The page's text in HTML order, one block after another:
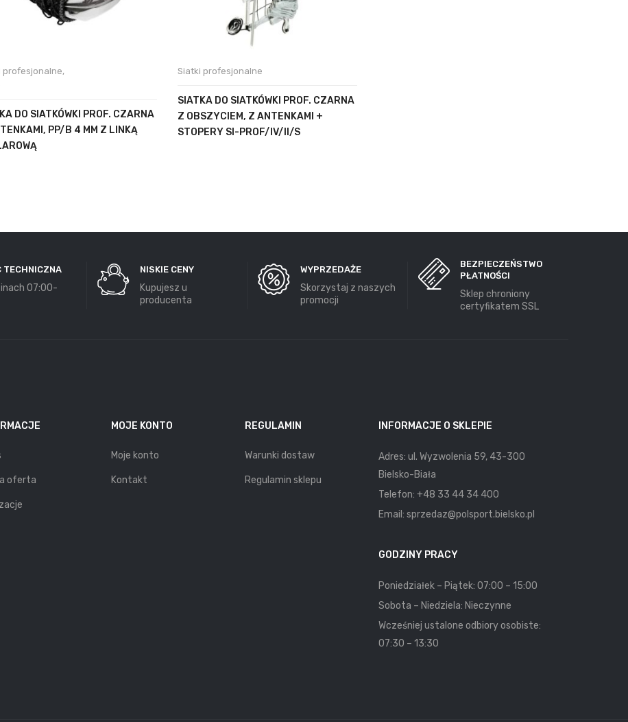
profesjonalne,
DO SIATKÓWKI PROF. CZARNA
PP/B 4 MM Z LINKĄ
Siatki profesjonalne
SIATKA DO SIATKÓWKI PROF. CZARNA
Z OBSZYCIEM, Z ANTENKAMI +
STOPERY SI-PROF/IV/II/S
TECHNICZNA
07:00-
NISKIE CENY
Kupujesz u
producenta
WYPRZEDAŻE
Skorzystaj z naszych
promocji
BEZPIECZEŃSTWO
PŁATNOŚCI
Sklep chroniony
certyfikatem SSL
oferta
MOJE KONTO
Moje konto
Kontakt
REGULAMIN
Warunki dostaw
Regulamin sklepu
INFORMACJE O SKLEPIE
Adres: ul. Wyzwolenia 59, 43-300
Bielsko-Biała
Telefon: +48 33 44 34 400
Email: sprzedaz@polsport.bielsko.pl
GODZINY PRACY
Poniedziałek – Piątek: 07:00 – 15:00
Sobota – Niedziela: Nieczynne
Wcześniej ustalone odbiory osobiste:
07:30 – 13:30